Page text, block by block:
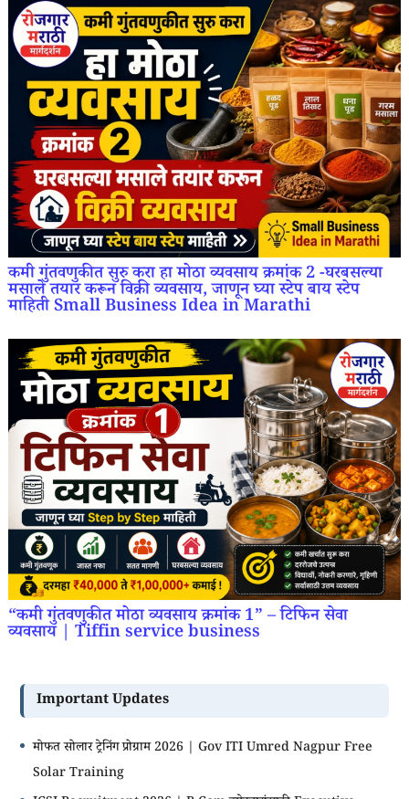
कमी गुंतवणुकीत सुरु करा हा मोठा व्यवसाय क्रमांक 2 -घरबसल्या
मसाले तयार करून विक्री व्यवसाय, जाणून घ्या स्टेप बाय स्टेप
माहिती Small Business Idea in Marathi
“कमी गुंतवणुकीत मोठा व्यवसाय क्रमांक 1” – टिफिन सेवा
व्यवसाय | Tiffin service business
Important Updates
मोफत सोलार ट्रेनिंग प्रोग्राम 2026 | Gov ITI Umred Nagpur Free
Solar Training